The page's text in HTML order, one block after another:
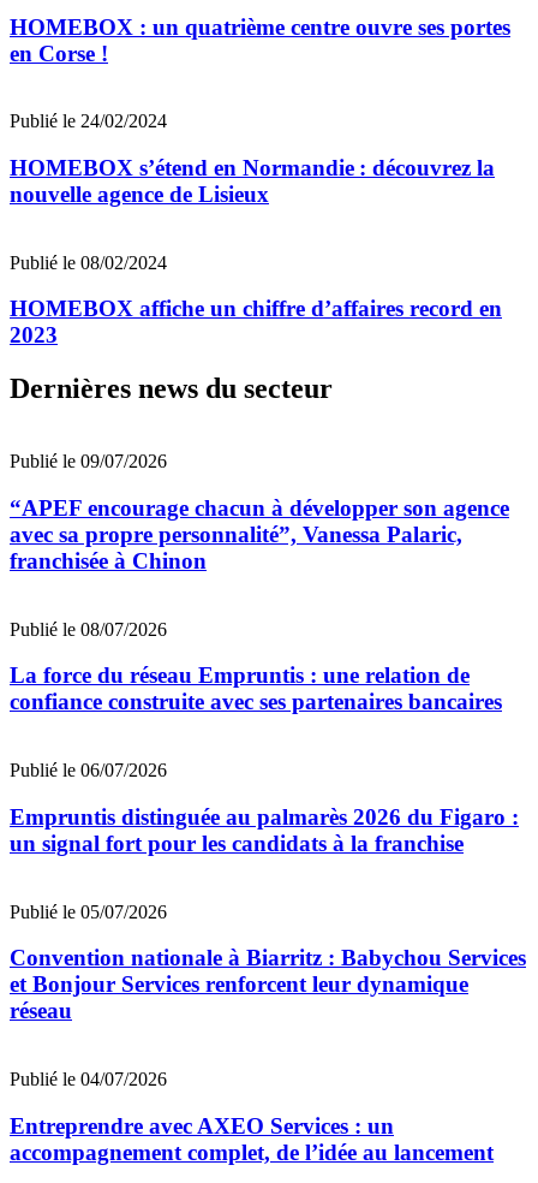
HOMEBOX : un quatrième centre ouvre ses portes
en Corse !
Publié le 24/02/2024
HOMEBOX s’étend en Normandie : découvrez la
nouvelle agence de Lisieux
Publié le 08/02/2024
HOMEBOX affiche un chiffre d’affaires record en
2023
Dernières news du secteur
Publié le 09/07/2026
“APEF encourage chacun à développer son agence
avec sa propre personnalité”, Vanessa Palaric,
franchisée à Chinon
Publié le 08/07/2026
La force du réseau Empruntis : une relation de
confiance construite avec ses partenaires bancaires
Publié le 06/07/2026
Empruntis distinguée au palmarès 2026 du Figaro :
un signal fort pour les candidats à la franchise
Publié le 05/07/2026
Convention nationale à Biarritz : Babychou Services
et Bonjour Services renforcent leur dynamique
réseau
Publié le 04/07/2026
Entreprendre avec AXEO Services : un
accompagnement complet, de l’idée au lancement